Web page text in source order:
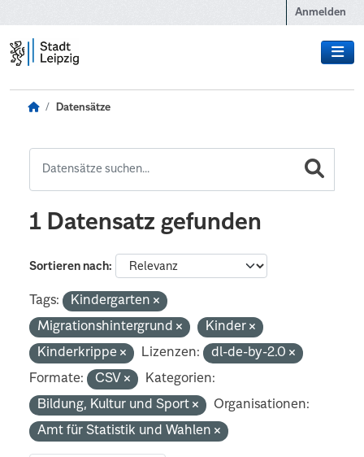
Anmelden
Datensätze
1 Datensatz gefunden
Sortieren nach
Tags:
Kindergarten
Migrationshintergrund
Kinder
Kinderkrippe
Lizenzen:
dl-de-by-2.0
Formate:
CSV
Kategorien:
Bildung, Kultur und Sport
Organisationen:
Amt für Statistik und Wahlen